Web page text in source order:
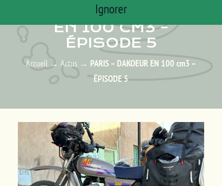
Ignorer
AGENDA
TUTOS
Panier
PARIS – DAKOEUR
EN 100 CM3 –
ÉPISODE 5
Accueil → Actus → PARIS – DAKOEUR EN 100 cm3 –
ÉPISODE 5